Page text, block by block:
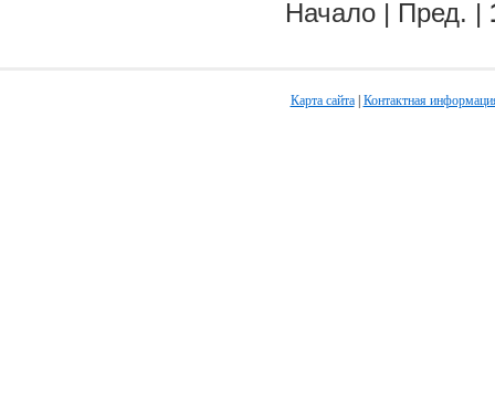
Начало | Пред. |
Карта сайта| Контактная